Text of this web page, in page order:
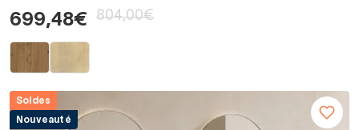
699,48€ 804,00€
Soldes
Nouveauté